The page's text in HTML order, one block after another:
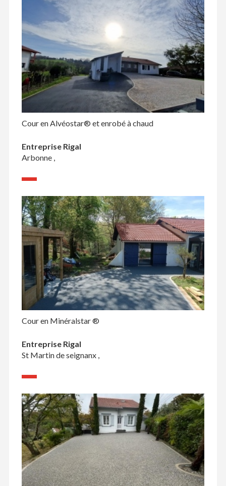
Cour en Alvéostar® et enrobé à chaud
Entreprise Rigal
Arbonne ,
Cour en Minéralstar ®
Entreprise Rigal
St Martin de seignanx ,